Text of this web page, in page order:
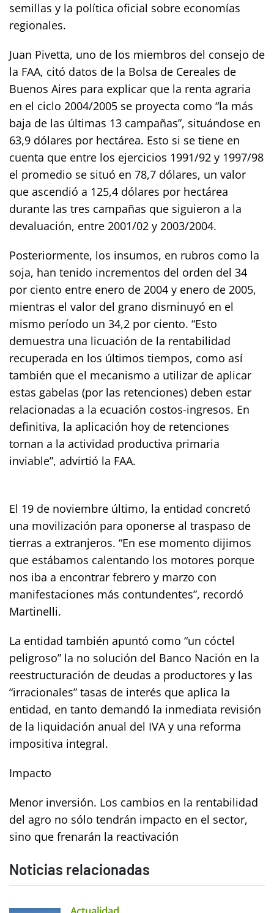
semillas y la política oficial sobre economías
regionales.
Juan Pivetta, uno de los miembros del consejo de
la FAA, citó datos de la Bolsa de Cereales de
Buenos Aires para explicar que la renta agraria
en el ciclo 2004/2005 se proyecta como “la más
baja de las últimas 13 campañas”, situándose en
63,9 dólares por hectárea. Esto si se tiene en
cuenta que entre los ejercicios 1991/92 y 1997/98
el promedio se situó en 78,7 dólares, un valor
que ascendió a 125,4 dólares por hectárea
durante las tres campañas que siguieron a la
devaluación, entre 2001/02 y 2003/2004.
Posteriormente, los insumos, en rubros como la
soja, han tenido incrementos del orden del 34
por ciento entre enero de 2004 y enero de 2005,
mientras el valor del grano disminuyó en el
mismo período un 34,2 por ciento. “Esto
demuestra una licuación de la rentabilidad
recuperada en los últimos tiempos, como así
también que el mecanismo a utilizar de aplicar
estas gabelas (por las retenciones) deben estar
relacionadas a la ecuación costos-ingresos. En
definitiva, la aplicación hoy de retenciones
tornan a la actividad productiva primaria
inviable”, advirtió la FAA.
El 19 de noviembre último, la entidad concretó
una movilización para oponerse al traspaso de
tierras a extranjeros. “En ese momento dijimos
que estábamos calentando los motores porque
nos iba a encontrar febrero y marzo con
manifestaciones más contundentes”, recordó
Martinelli.
La entidad también apuntó como “un cóctel
peligroso” la no solución del Banco Nación en la
reestructuración de deudas a productores y las
“irracionales” tasas de interés que aplica la
entidad, en tanto demandó la inmediata revisión
de la liquidación anual del IVA y una reforma
impositiva integral.
Impacto
Menor inversión. Los cambios en la rentabilidad
del agro no sólo tendrán impacto en el sector,
sino que frenarán la reactivación
Noticias relacionadas